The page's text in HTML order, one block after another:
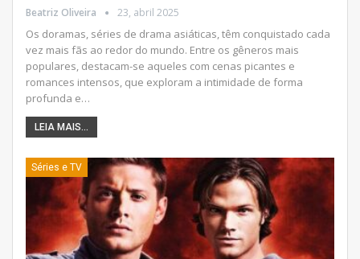
Beatriz Oliveira 23, abril 2025
Os doramas, séries de drama asiáticas, têm conquistado cada
vez mais fãs ao redor do mundo. Entre os gêneros mais
populares, destacam-se aqueles com cenas picantes e
romances intensos, que exploram a intimidade de forma
profunda e…
LEIA MAIS...
Séries e TV